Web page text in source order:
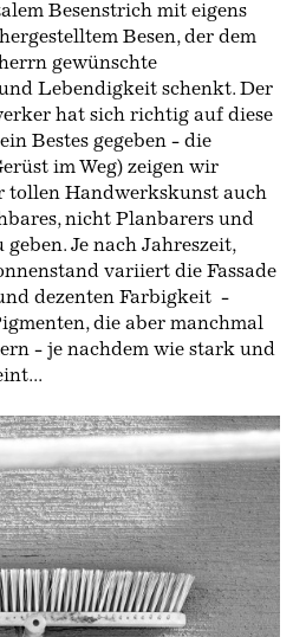
Besenstrich mit eigens
Besen, der dem
gewünschte
Lebendigkeit schenkt. Der
hat sich richtig auf diese
Bestes gegeben - die
im Weg) zeigen wir
tollen Handwerkskunst auch
nicht Planbarers und
Je nach Jahreszeit,
variiert die Fassade
dezenten Farbigkeit -
die aber manchmal
- je nachdem wie stark und